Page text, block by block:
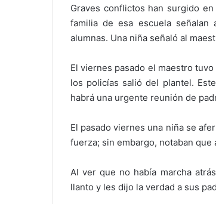
Graves conflictos han surgido
familia de esa escuela señalan
alumnas. Una niña señaló al
El viernes pasado el maestro
los policías salió del plantel.
habrá una urgente reunión de
El pasado viernes una niña se
fuerza; sin embargo, notaban que
Al ver que no había marcha
llanto y les dijo la verdad a sus